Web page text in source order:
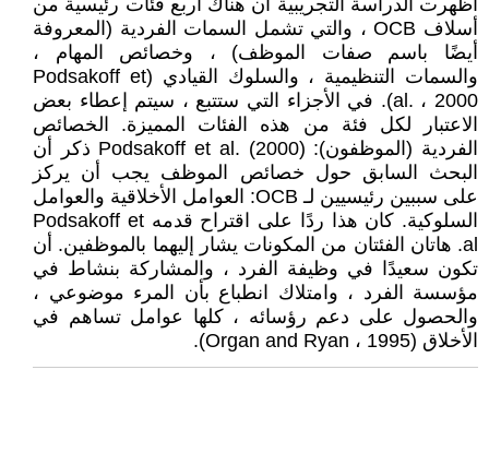
أظهرت الدراسة التجريبية أن هناك أربع فئات رئيسية من
أسلاف OCB ، والتي تشمل السمات الفردية (المعروفة
أيضًا باسم صفات الموظف) ، وخصائص المهام ،
والسمات التنظيمية ، والسلوك القيادي (Podsakoff et
al. ، 2000). في الأجزاء التي ستتبع ، سيتم إعطاء بعض
الاعتبار لكل فئة من هذه الفئات المميزة. الخصائص
الفردية (الموظفون): Podsakoff et al. (2000) ذكر أن
البحث السابق حول خصائص الموظف يجب أن يركز
على سببين رئيسيين لـ OCB: العوامل الأخلاقية والعوامل
السلوكية. كان هذا ردًا على اقتراح قدمه Podsakoff et
al. هاتان الفئتان من المكونات يشار إليهما بالموظفين. أن
تكون سعيدًا في وظيفة الفرد ، والمشاركة بنشاط في
مؤسسة الفرد ، وامتلاك انطباع بأن المرء موضوعي ،
والحصول على دعم رؤسائه ، كلها عوامل تساهم في
الأخلاق (Organ and Ryan ، 1995).